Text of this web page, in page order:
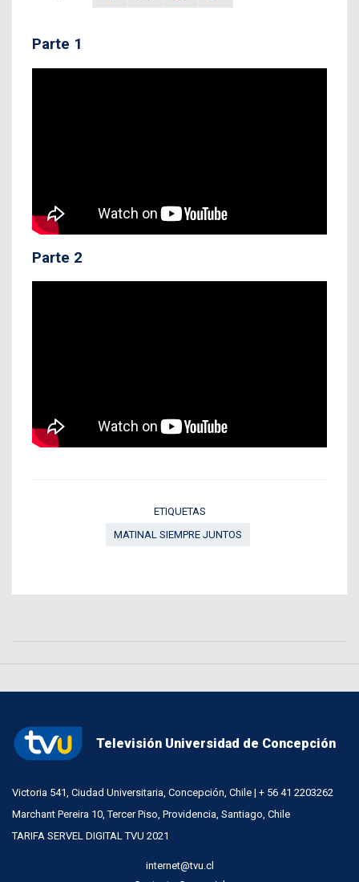
Parte 1
Parte 2
ETIQUETAS
MATINAL SIEMPRE JUNTOS
Televisión Universidad de Concepción
Victoria 541, Ciudad Universitaria, Concepción, Chile | + 56 41 2203262
Marchant Pereira 10, Tercer Piso, Providencia, Santiago, Chile
TARIFA SERVEL DIGITAL TVU 2021
internet@tvu.cl